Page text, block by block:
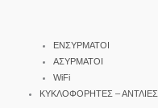
ΕΝΣΥΡΜΑΤΟΙ
ΑΣΥΡΜΑΤΟΙ
WiFi
ΚΥΚΛΟΦΟΡΗΤΕΣ – ΑΝΤΛΙΕΣ